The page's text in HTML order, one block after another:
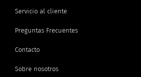
Servicio al cliente
Preguntas Frecuentes
Contacto
Sobre nosotros